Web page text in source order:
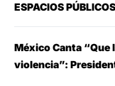
ESPACIOS PÚBLICOS
México Canta “Que
violencia”: